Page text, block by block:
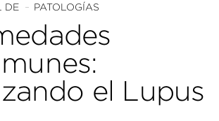
DE PATOLOGÍAS
el Lupus